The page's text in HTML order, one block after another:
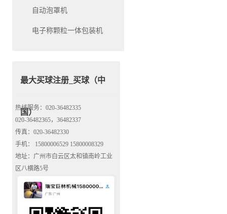
自动泡罩机
电子称颗粒一体包装机
最大买球注册_买球（中
国）
热线服务：020-36482335
020-36482365，36482337
传真：020-36482330
手机： 15800006529 15800008329
地址：广州市白云区太和镇南岭工业
区八横路5号